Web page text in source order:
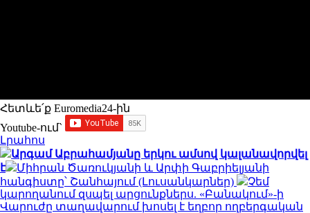
Հետևե՛ք Euromedia24-ին
Youtube-ում`
Լրահոս
Արգամ Աբրահամյանը երկու ամսով կալանավորվել
է
Միհրան Ծառուկյանի և Արփի Գաբրիելյանի
հանգիստը՝ Շանհայում (Լուսանկարներ)
Չեմ
կարողանում զսպել արցունքներս. «Բանակում»-ի
Վարուժը տաղավարում խոսել է եղբոր ողբերգական